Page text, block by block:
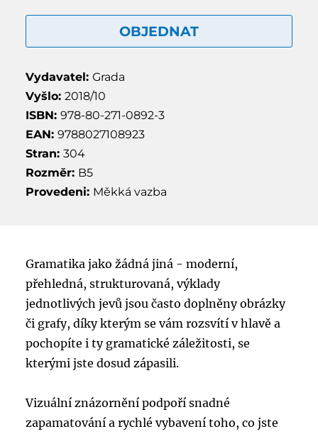
OBJEDNAT
Vydavatel: Grada
Vyšlo: 2018/10
ISBN: 978-80-271-0892-3
EAN: 9788027108923
Stran: 304
Rozměr: B5
Provedeni: Měkká vazba
Gramatika jako žádná jiná - moderní,
přehledná, strukturovaná, výklady
jednotlivých jevů jsou často doplněny obrázky
či grafy, díky kterým se vám rozsvítí v hlavě a
pochopíte i ty gramatické záležitosti, se
kterými jste dosud zápasili.
Vizuální znázornění podpoří snadné
zapamatování a rychlé vybavení toho, co jste